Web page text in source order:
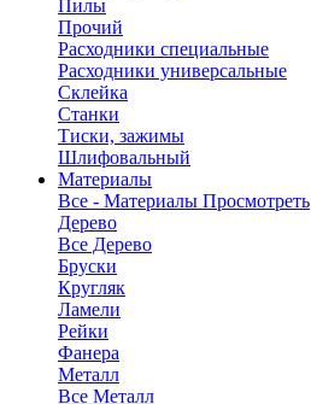
Пилы
Прочий
Расходники специальные
Расходники универсальные
Склейка
Станки
Тиски, зажимы
Шлифовальный
Материалы
Все - Материалы Просмотреть
Дерево
Все Дерево
Бруски
Кругляк
Ламели
Рейки
Фанера
Металл
Все Металл